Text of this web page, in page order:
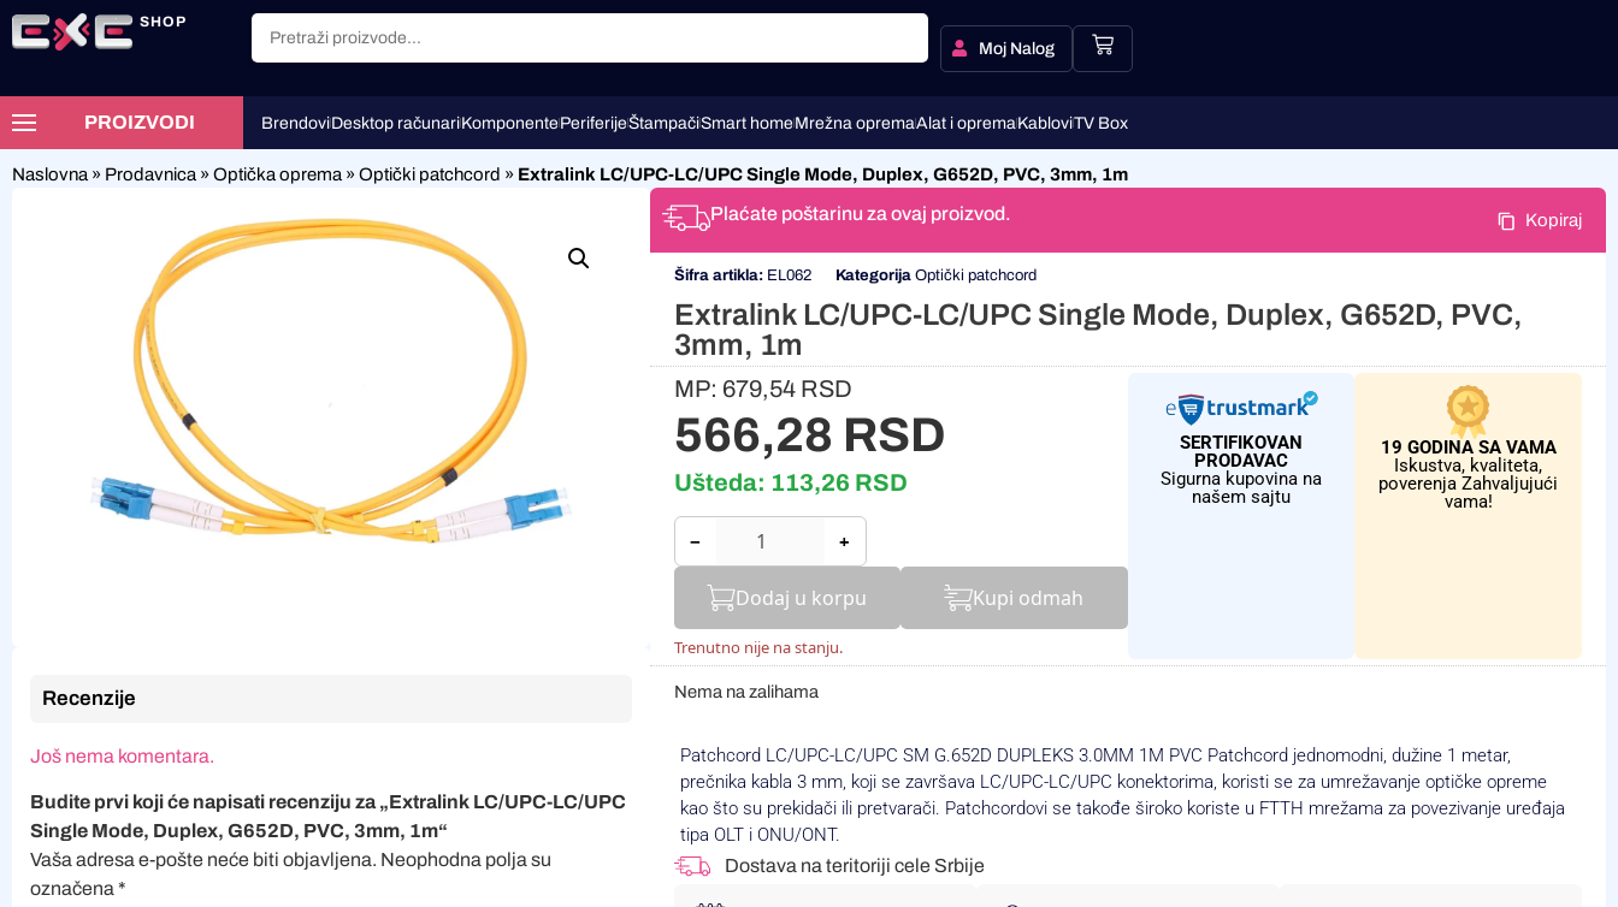
SHOP
Moj Nalog
PROIZVODI BrendoviDesktop računariKomponentePeriferijeŠtampačiSmart homeMrežna opremaAlat i opremaKabloviTV Box
Naslovna » Prodavnica » Optička oprema » Optički patchcord » Extralink LC/UPC-LC/UPC Single Mode, Duplex, G652D, PVC, 3mm, 1m
Recenzije
Još nema komentara.
Budite prvi koji će napisati recenziju za „Extralink LC/UPC-LC/UPC
Single Mode, Duplex, G652D, PVC, 3mm, 1m“
Vaša adresa e-pošte neće biti objavljena. Neophodna polja su
označena *
Plaćate poštarinu za ovaj proizvod. Kopiraj
Šifra artikla: EL062 Kategorija Optički patchcord
Extralink LC/UPC-LC/UPC Single Mode, Duplex, G652D, PVC,
3mm, 1m
MP: 679,54 RSD
566,28 RSD
Ušteda: 113,26 RSD
− +
Dodaj u korpu Kupi odmah
Trenutno nije na stanju.
SERTIFIKOVAN
PRODAVAC
Sigurna kupovina na
našem sajtu
19 GODINA SA VAMA
Iskustva, kvaliteta,
poverenja Zahvaljujući
vama!
Nema na zalihama
Patchcord LC/UPC-LC/UPC SM G.652D DUPLEKS 3.0MM 1M PVC Patchcord jednomodni, dužine 1 metar,
prečnika kabla 3 mm, koji se završava LC/UPC-LC/UPC konektorima, koristi se za umrežavanje optičke opreme
kao što su prekidači ili pretvarači. Patchcordovi se takođe široko koriste u FTTH mrežama za povezivanje uređaja
tipa OLT i ONU/ONT.
Dostava na teritoriji cele Srbije